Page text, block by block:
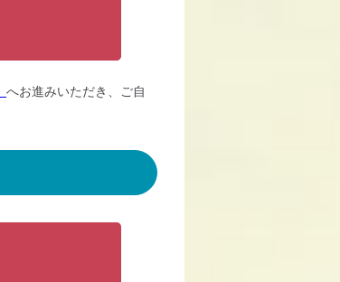
へお進みいただき、ご自